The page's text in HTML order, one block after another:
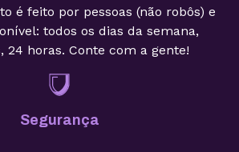
é feito por pessoas (não robôs) e
todos os dias da semana,
24 horas. Conte com a gente!
Segurança